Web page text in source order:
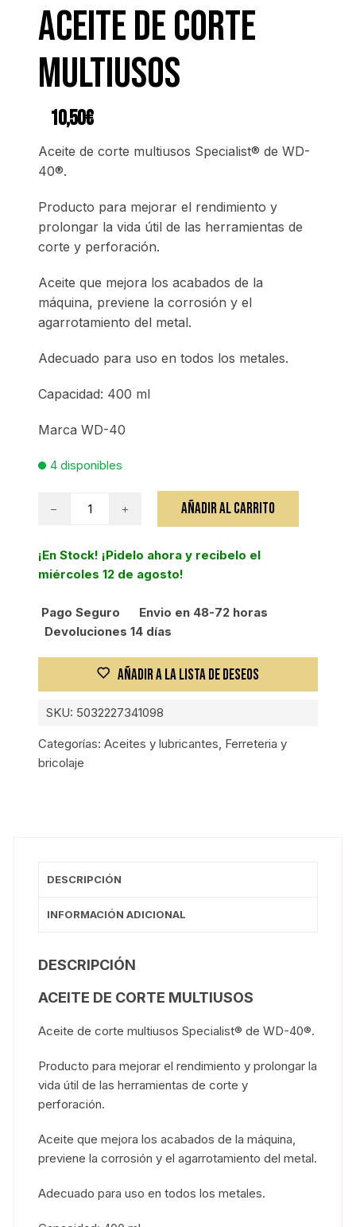
Aceite de corte
multiusos
10,50€
Aceite de corte multiusos Specialist® de WD-
40®.
Producto para mejorar el rendimiento y
prolongar la vida útil de las herramientas de
corte y perforación.
Aceite que mejora los acabados de la
máquina, previene la corrosión y el
agarrotamiento del metal.
Adecuado para uso en todos los metales.
Capacidad: 400 ml
Marca WD-40
4 disponibles
Aceite
multiusos
cantidad
AÑADIR AL CARRITO
¡En Stock! ¡Pidelo ahora y recibelo el
miércoles 12 de agosto!
Pago Seguro
Envio en 48-72 horas
Devoluciones 14 días
AÑADIR A LA LISTA DE DESEOS
SKU: 5032227341098
Categorías:Aceites y lubricantes, Ferreteria y
bricolaje
DESCRIPCIÓN
INFORMACIÓN ADICIONAL
DESCRIPCIÓN
ACEITE DE CORTE MULTIUSOS
Aceite de corte multiusos Specialist® de WD-40®.
Producto para mejorar el rendimiento y prolongar la
vida útil de las herramientas de corte y
perforación.
Aceite que mejora los acabados de la máquina,
previene la corrosión y el agarrotamiento del metal.
Adecuado para uso en todos los metales.